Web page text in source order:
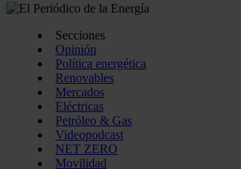
Secciones
Opinión
Política energética
Renovables
Mercados
Eléctricas
Petróleo & Gas
Videopodcast
NET ZERO
Movilidad